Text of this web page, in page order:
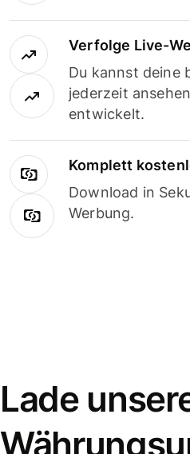
Verfolge Live-
Du kannst deine
jederzeit
entwickelt.
Komplett
Download in
Werbung.
Lade